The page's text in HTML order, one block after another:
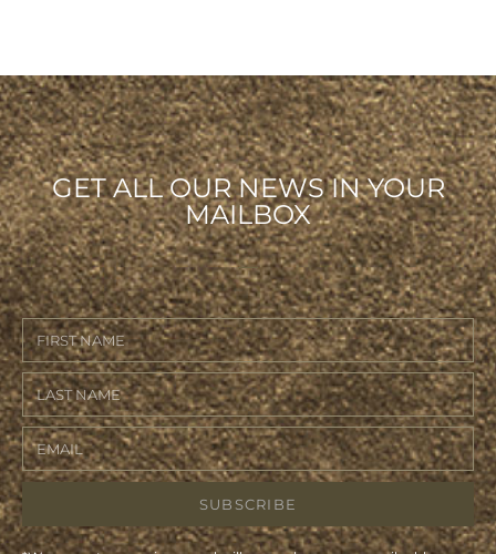
GET ALL OUR NEWS IN YOUR
MAILBOX
SUBSCRIBE